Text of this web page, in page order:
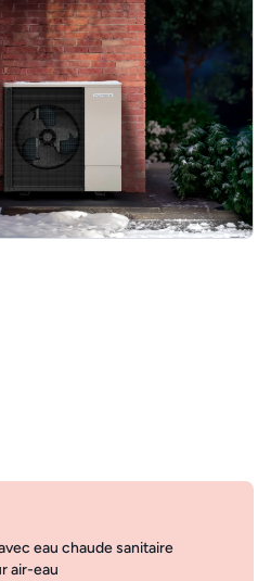
eau chaude sanitaire
air-eau